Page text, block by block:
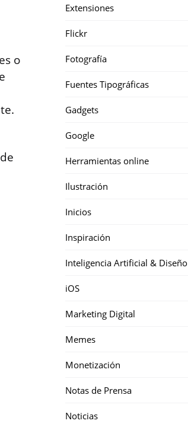
o
Extensiones
Flickr
Fotografía
Fuentes Tipográficas
Gadgets
Google
Herramientas online
Ilustración
Inicios
Inspiración
Inteligencia Artificial & Diseño
iOS
Marketing Digital
Memes
Monetización
Notas de Prensa
Noticias